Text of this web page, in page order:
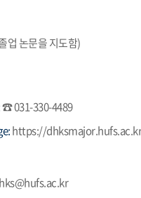
업 논문을 지도함)
☎ 031-330-4489
https://